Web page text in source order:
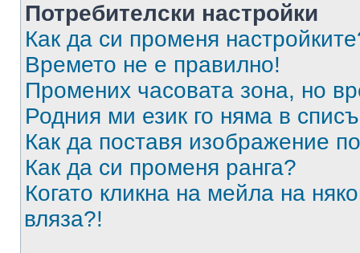
Потребителски настройки
Как да си променя
Времето не е правилно!
Промених часовата зона, но
Родния ми език го няма в
Как да поставя изображение
Как да си променя ранга?
Когато кликна на мейла на
вляза?!